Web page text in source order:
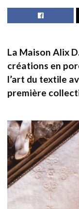
La Maison Alix
créations en
l’art du textile
première